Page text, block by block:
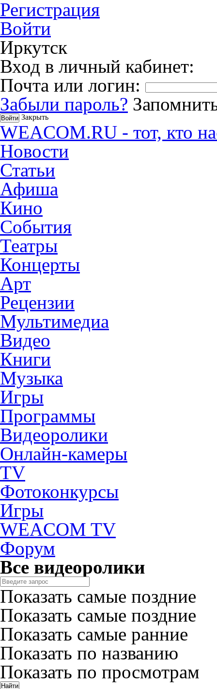
Регистрация
Войти
Иркутск
Вход в личный кабинет:
Почта или логин:
Забыли пароль?
Закрыть
WEACOM.RU - тот, кто
Новости
Статьи
Афиша
Кино
События
Театры
Концерты
Арт
Рецензии
Мультимедиа
Видео
Книги
Музыка
Игры
Программы
Видеоролики
Онлайн-камеры
TV
Фотоконкурсы
Игры
WEACOM TV
Форум
Все видеоролики
Показать самые поздние
Показать самые поздние
Показать самые ранние
Показать по названию
Показать по просмотрам